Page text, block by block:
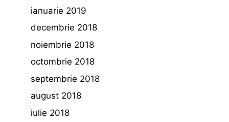
ianuarie 2019
decembrie 2018
noiembrie 2018
octombrie 2018
septembrie 2018
august 2018
iulie 2018